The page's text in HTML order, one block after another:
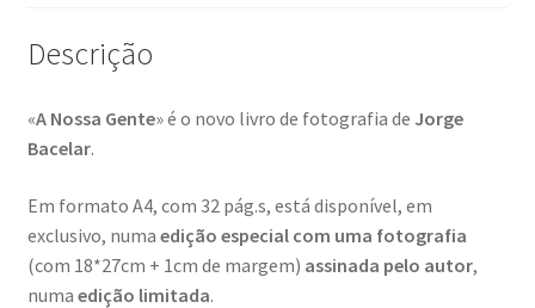
e1b684ded3f4f5ced561f48734dab24c7032ee3b.html
“Um Rio, Uma Serra”, de Manuel Justo Gardete
Descrição
«A Nossa Gente» é o novo livro de fotografia de Jorge
Bacelar.
Em formato A4, com 32 pág.s, está disponível, em
exclusivo, numa edição especial com uma fotografia
(com 18*27cm + 1cm de margem) assinada pelo autor,
numa edição limitada.